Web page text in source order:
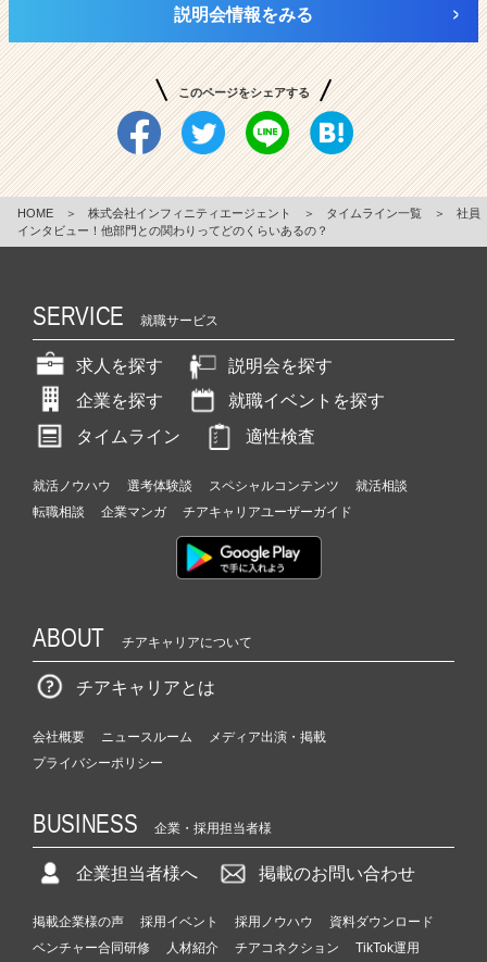
説明会情報をみる
このページをシェアする
HOME ＞ 株式会社インフィニティエージェント ＞ タイムライン一覧 ＞
社員
インタビュー！他部門との関わりってどのくらいあるの？
SERVICE 就職サービス
求人を探す
説明会を探す
企業を探す
就職イベントを探す
タイムライン
適性検査
就活ノウハウ 選考体験談 スペシャルコンテンツ
就活相談
転職相談
企業マンガ チアキャリアユーザーガイド
ABOUT チアキャリアについて
チアキャリアとは
会社概要 ニュースルーム
メディア出演・掲載
プライバシーポリシー
BUSINESS 企業・採用担当者様
企業担当者様へ 掲載のお問い合わせ
掲載企業様の声 採用イベント 採用ノウハウ
資料ダウンロード
ベンチャー合同研修
人材紹介 チアコネクション TikTok運用